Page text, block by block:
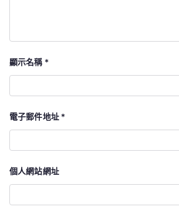
顯示名稱 *
電子郵件地址 *
個人網站網址